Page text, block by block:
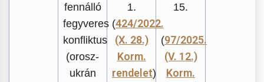
fennálló
fegyveres
konfliktus
(orosz-
ukrán
1.
(424/2022.
(X. 28.)
Korm.
rendelet)
15.
(97/2025.
(V. 12.)
Korm.